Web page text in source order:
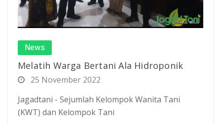
News
Melatih Warga Bertani Ala Hidroponik
25 November 2022
Jagadtani - Sejumlah Kelompok Wanita Tani
(KWT) dan Kelompok Tani